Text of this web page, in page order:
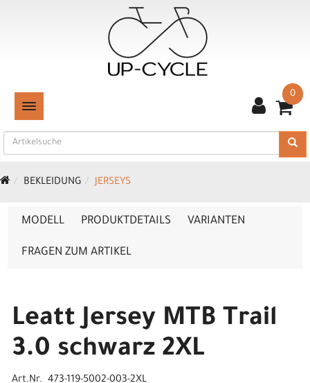
TOGGLE NAVIGATION
0
BEKLEIDUNG JERSEYS
MODELL PRODUKTDETAILS VARIANTEN
FRAGEN ZUM ARTIKEL
Leatt Jersey MTB Trail
3.0 schwarz 2XL
Art.Nr. 473-119-5002-003-2XL